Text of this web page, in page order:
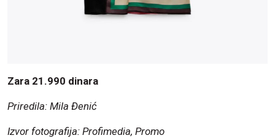
Zara 21.990 dinara
Priredila: Mila Đenić
Izvor fotografija: Profimedia, Promo